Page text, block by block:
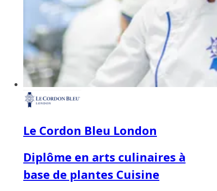
Le Cordon Bleu London
Diplôme en arts culinaires à
base de plantes Cuisine